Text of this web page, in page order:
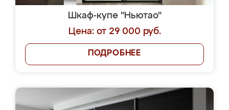
Шкаф-купе "Ньютао"
Цена: от 29 000 руб.
ПОДРОБНЕЕ